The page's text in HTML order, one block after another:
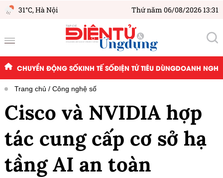
31°C,Hà Nội Thứ năm 06/08/2026 13:31
CHUYỂN ĐỘNG SỐKINH TẾ SỐĐIỆN TỬ TIÊU DÙNGDOANH
Trang chủ Công nghệ số
Cisco và NVIDIA hợp
tác cung cấp cơ sở hạ
tầng AI an toàn